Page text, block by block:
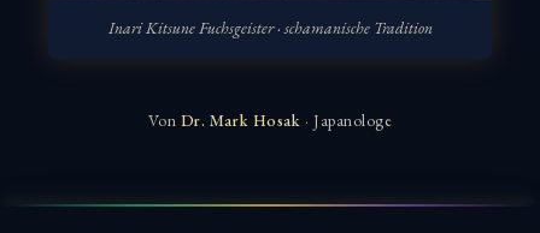
Inari Kitsune Fuchsgeister · schamanische Tradition
Von Dr. Mark Hosak · Japanologe